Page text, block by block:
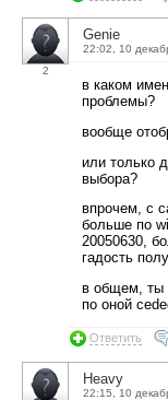
2
Genie
22:02, 10
в каком
проблемы?
вообще
или только
выбора?
впрочем, с
больше по
20050630,
гадость
в общем, ты
по оной
Ответить
Heavy
22:15, 10